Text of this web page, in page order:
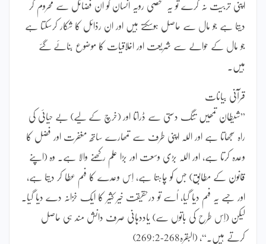
اپنی تربیت نہ کرے تو یہ شخصی رویہ انسان کو ان فضائل سے محروم کر
دیتا ہے جو مال سے حاصل ہوسکتے ہیں اور ان رذائل کا شکار کرسکتا ہے
جو مال کے حوالے سے شریعت اور اخلاقیات کا موضوع بنائے گئے
ہیں۔
قرآنی بیانات
”شیطان تمھیں تنگ دستی سے ڈراتا اور (خرچ کے لیے) بے حیائی کی
راہ سجھاتا ہے اور اللہ اپنی طرف سے تمھارے ساتھ مغفرت اور فضل کا
وعدہ کرتا ہے، اور اللہ بڑی وسعت اور بڑا علم رکھنے والا ہے۔ وہ (اپنے
قانون کے مطابق) جس کو چاہتا ہے، اِس وعدے کا فہم عطا کر دیتا ہے،
اور جسے یہ فہم دیا گیا، اُسے تو درحقیقت خیر کثیر کا ایک خزانہ دے دیا گیا۔
لیکن (اِس طرح کی باتوں سے) یاددہانی صرف دانش مند ہی حاصل
کرتے ہیں۔“، (البقرہ268-269:2)